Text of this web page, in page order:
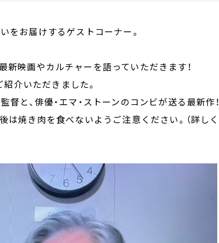
いをお届けするゲストコーナー。
新映画やカルチャーを語っていただきます！
紹介いただきました。
と、俳優・エマ・ストーンのコンビが送る最新作！
は焼き肉を食べないようご注意ください。（詳しく